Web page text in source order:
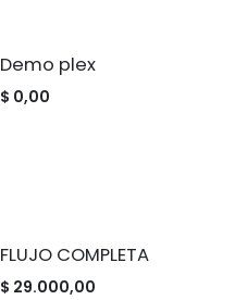
Demo plex
$ 0,00
FLUJO COMPLETA
$ 29.000,00